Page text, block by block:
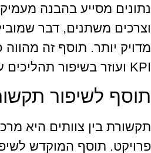
נתונים מסייע בהבנה
וצרכים משתנים, דבר
מדויק יותר. תוסף זה מהווה
KPI ועוזר בשיפור תהליכים עתידיים.
תוסף לשיפור
תקשורת בין צוותים היא
פרויקט. תוסף המוקדש